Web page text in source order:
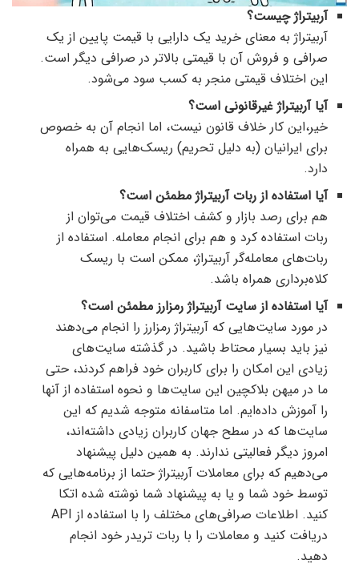
آربیتراژ چیست؟
آربیتراژ به معنای خرید یک دارایی با قیمت پایین از یک
صرافی و فروش آن با قیمتی بالاتر در صرافی دیگر است.
این اختلاف قیمتی منجر به کسب سود می‌شود.
آیا آربیتراژ غیرقانونی است؟
خیر،‌این کار خلاف قانون نیست، اما انجام آن به خصوص
برای ایرانیان (به دلیل تحریم) ریسک‌هایی به همراه
دارد.
آیا استفاده از ربات آربیتراژ مطمئن است؟
هم برای رصد بازار و کشف اختلاف قیمت می‌توان از
ربات استفاده کرد و هم برای انجام معامله. استفاده از
ربات‌های معامله‌گر آربیتراژ، ممکن است با ریسک
کلاه‌برداری همراه باشد.
آیا استفاده از سایت آربیتراژ رمزارز مطمئن است؟
در مورد سایت‌هایی که آربیتراژ رمزارز را انجام می‌دهند
نیز باید بسیار محتاط باشید. در گذشته سایت‌های
زیادی این امکان را برای کاربران خود فراهم کردند، حتی
ما در میهن بلاکچین این سایت‌ها و نحوه استفاده از آنها
را آموزش داده‌ایم. اما متاسفانه متوجه شدیم که این
سایت‌ها که در سطح جهان کاربران زیادی داشته‌اند،
امروز دیگر فعالیتی ندارند. به همین دلیل پیشنهاد
می‌دهیم که برای معاملات آربیتراژ حتما از برنامه‌هایی که
توسط خود شما و یا به پیشنهاد شما نوشته شده اتکا
کنید. اطلاعات صرافی‌های مختلف را با استفاده از API
دریافت کنید و معاملات را با ربات تریدر خود انجام
دهید.